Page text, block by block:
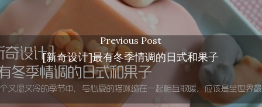
Previous Post
[新奇设计]最有冬季情调的日式和果子